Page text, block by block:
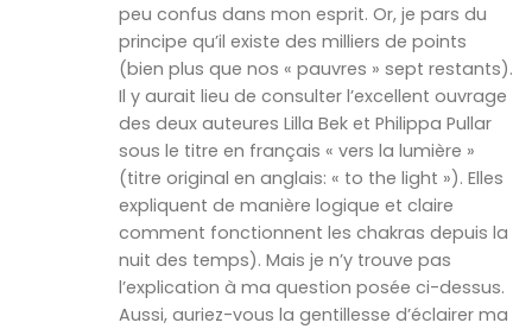
peu confus dans mon esprit. Or, je pars du
principe qu’il existe des milliers de points
(bien plus que nos « pauvres » sept restants).
Il y aurait lieu de consulter l’excellent ouvrage
des deux auteures Lilla Bek et Philippa Pullar
sous le titre en français « vers la lumière »
(titre original en anglais: « to the light »). Elles
expliquent de manière logique et claire
comment fonctionnent les chakras depuis la
nuit des temps). Mais je n’y trouve pas
l’explication à ma question posée ci-dessus.
Aussi, auriez-vous la gentillesse d’éclairer ma